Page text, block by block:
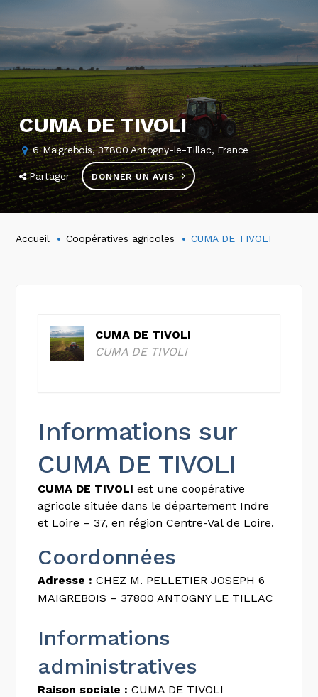
CUMA DE TIVOLI
6 Maigrebois, 37800 Antogny-le-Tillac, France
Partager DONNER UN AVIS
Accueil Coopératives agricoles CUMA DE TIVOLI
CUMA DE TIVOLI
CUMA DE TIVOLI
Informations sur
CUMA DE TIVOLI
CUMA DE TIVOLI est une coopérative
agricole située dans le département Indre
et Loire – 37, en région Centre-Val de Loire.
Coordonnées
Adresse : CHEZ M. PELLETIER JOSEPH 6
MAIGREBOIS – 37800 ANTOGNY LE TILLAC
Informations
administratives
Raison sociale : CUMA DE TIVOLI